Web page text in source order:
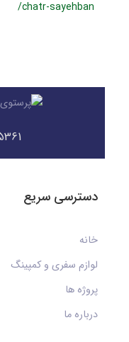
/chatr-sayehban
دسترسی سریع
خانه
لوازم سفری و کمپینگ
پروژه ها
درباره ما